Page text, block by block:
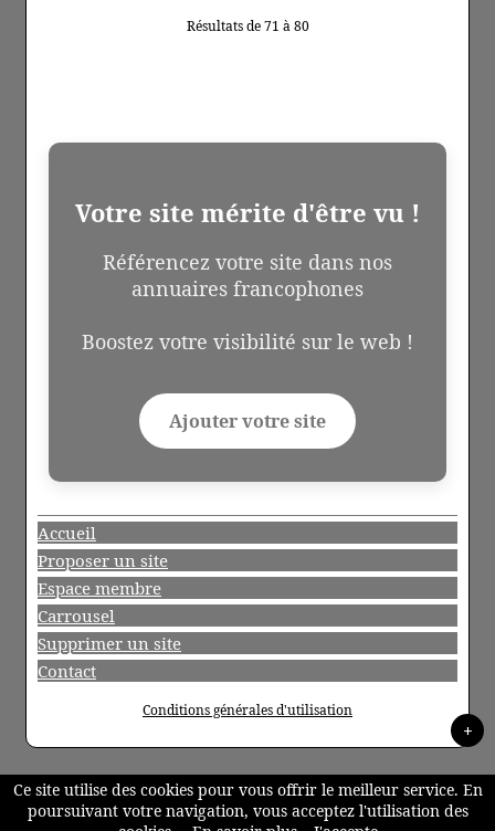
Résultats de 71 à 80
Votre site mérite d'être vu !
Référencez votre site dans nos
annuaires francophones
Boostez votre visibilité sur le web !
Ajouter votre site
Accueil
Proposer un site
Espace membre
Carrousel
Supprimer un site
Contact
Conditions générales d'utilisation
+
Ce site utilise des cookies pour vous offrir le meilleur service. En
poursuivant votre navigation, vous acceptez l'utilisation des